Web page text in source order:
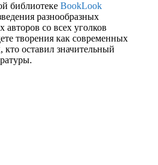
библиотеке BookLook
разнообразных
авторов со всех уголков
творения как современных
кто оставил значительный